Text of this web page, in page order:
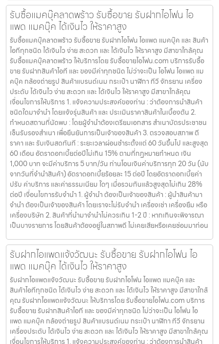
รับซื้อแมคบุ๊คลาดพร้าว รับซื้อขาย รับฝากไอโฟน ไอ
แพด แมคบุ๊ค ได้เงินไว ให้ราคาสูง
รับซื้อแมคบุ๊คลาดพร้าว รับซื้อขาย รับฝากไอโฟน ไอแพด แมคบุ๊ค และ สินค้า
ไอทีทุกชนิด ได้เงินไว ง่าย สะดวก และ ได้เงินไว ให้ราคาสูง มีสาขาใกล้คุณ
รับซื้อแมคบุ๊คลาดพร้าว ให้บริการโดย รับซื้อขายไอโฟน.com บริการรับซื้อ
ขาย รับฝากสินค้าไอที และ ของมีค่าทุกชนิด ไม่ว่าจะเป็น ไอโฟน ไอแพด แม
คบุ๊ค กล้องถ่ายรูป สินค้าแบรนด์เนม กระเป๋า นาฬิกา ทีวี จักรยาน เครื่อง
ประดับ ได้เงินไว ง่าย สะดวก และ ได้เงินไว ให้ราคาสูง มีสาขาใกล้คุณ
เงื่อนไขการให้บริการ 1. แจ้งความประสงค์ของท่าน : ว่าต้องการนำสินค้า
ชนิดใดมาจำนำ โดยแจ้งรุ่นสินค้า และ ประเมินราคาสินค้าในเบื้องต้น 2.
กำหนดสถานที่นัดพบ : โดยผู้จำนำต้องเตรียมเอกสาร สำเนาบัตรประชาชน
เซ็นรับรองสำเนา เพื่อยืนยันการเป็นเจ้าของสินค้า 3. ตรวจสอบสภาพ ตี
ราคา และ รับเงินสดทันที : ระยะเวลาผ่อนชำระตั้งแต่ 60 วันขึ้นไป และสูงสุด
60 เดือน อัตราดอกเบี้ยต่อปีไม่เกิน 15% ตามที่กฏหมายกำหนด เงิน
1,000 บาท จะมีค่าบริการ 5 บาท/วัน ท่านโอนเงินค่าบริการทุก 20 วัน (นับ
จากวันที่จำนำสินค้า) อัตราดอกเบี้ยร้อยละ 15 ต่อปี โดยอัตราดอกเบี้ยค่า
ปรับ ค่าบริการ และค่าธรรมเนียม ใดๆ เมื่อรวมกันแล้วสูงสุดไม่เกิน 28%
ต่อปี เงื่อนไขการรับจำนำ 1. ผู้จำนำ ต้องเป็นเจ้าของสินค้า : ผู้นำสินค้ามา
จำนำ ต้องเป็นเจ้าของสินค้า โดยเราจะไม่รับจำนำ เครื่องเช่า เครื่องยืม หรือ
เครื่องบริษัท 2. สินค้าที่นำมาจำนำไม่ควรเกิน 1-2 ปี : หากเกินจะพิจารณา
เป็นบางรายการ โดยสินค้าต้องอยู่ในสภาพดี ไม่เคยเสียหรือเคยซ่อมมาก่อน
รับฝากไอแพดแจ้งวัฒนะ รับซื้อขาย รับฝากไอโฟน ไอ
แพด แมคบุ๊ค ได้เงินไว ให้ราคาสูง
รับฝากไอแพดแจ้งวัฒนะ รับซื้อขาย รับฝากไอโฟน ไอแพด แมคบุ๊ค และ
สินค้าไอทีทุกชนิด ได้เงินไว ง่าย สะดวก และ ได้เงินไว ให้ราคาสูง มีสาขาใกล้
คุณ รับฝากไอแพดแจ้งวัฒนะ ให้บริการโดย รับซื้อขายไอโฟน.com บริการ
รับซื้อขาย รับฝากสินค้าไอที และ ของมีค่าทุกชนิด ไม่ว่าจะเป็น ไอโฟน ไอ
แพด แมคบุ๊ค กล้องถ่ายรูป สินค้าแบรนด์เนม กระเป๋า นาฬิกา ทีวี จักรยาน
เครื่องประดับ ได้เงินไว ง่าย สะดวก และ ได้เงินไว ให้ราคาสูง มีสาขาใกล้คุณ
เงื่อนไขการให้บริการ 1. แจ้งความประสงค์ของท่าน : ว่าต้องการนำสินค้า